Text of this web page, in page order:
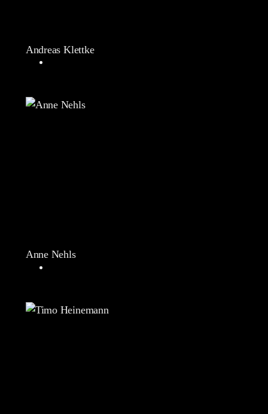
Andreas Klettke
Anne Nehls